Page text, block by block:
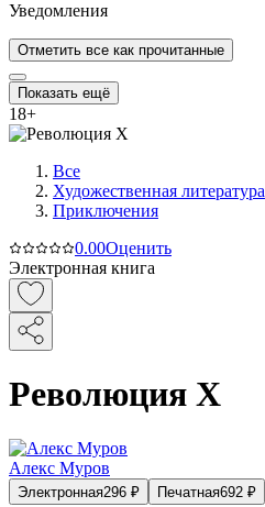
Уведомления
Отметить все как прочитанные
Показать ещё
18+
Все
Художественная литература
Приключения
0.00Оценить
Электронная книга
Революция Х
Алекс Муров
Электронная296 ₽ Печатная692 ₽